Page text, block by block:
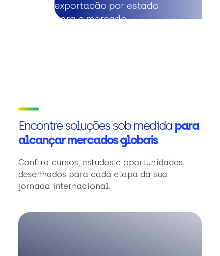
exportação por estado
para o mercado
Encontre soluções sob medidapara
alcançar mercados globais
Confira cursos, estudos e oportunidades
desenhados para cada etapa da sua
jornada internacional.